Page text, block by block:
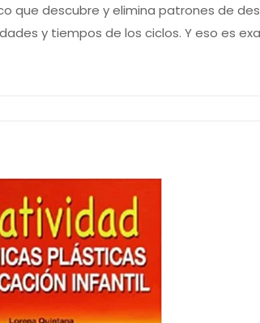
descubre y elimina patrones de
y tiempos de los ciclos. Y eso es